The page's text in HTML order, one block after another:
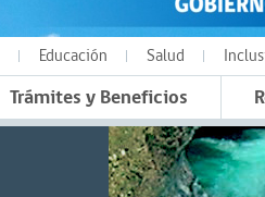
Educación Salud
Trámites y Beneficios